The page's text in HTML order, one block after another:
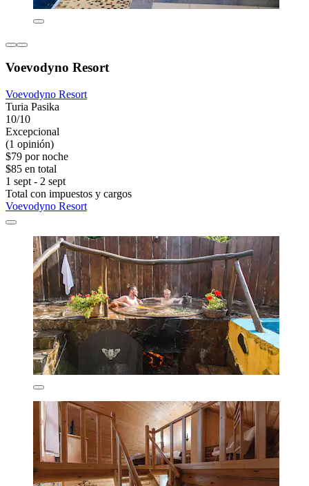
Voevodyno Resort
Voevodyno Resort
Turia Pasika
10/10
Excepcional
(1 opinión)
$79 por noche
$85 en total
1 sept - 2 sept
Total con impuestos y cargos
Voevodyno Resort